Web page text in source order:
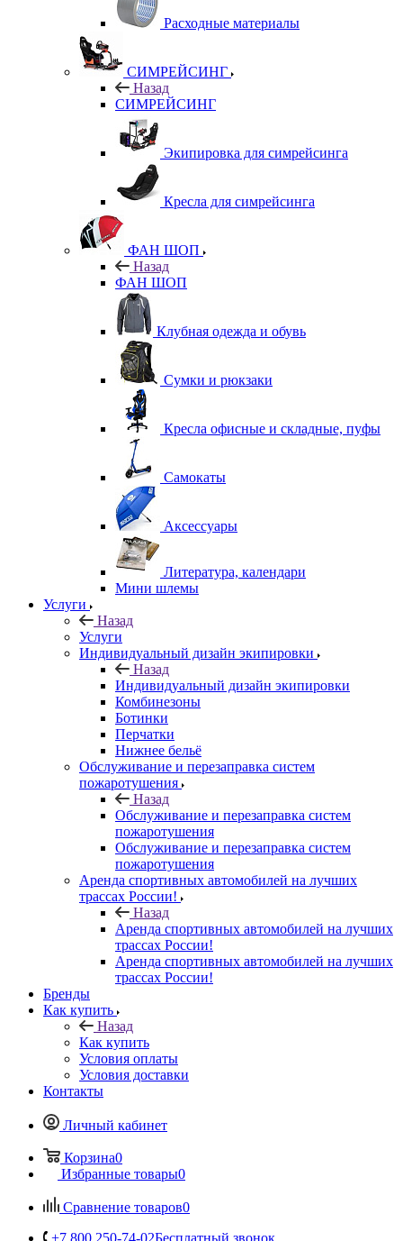
Расходные материалы
СИМРЕЙСИНГ
Назад
СИМРЕЙСИНГ
Экипировка для симрейсинга
Кресла для симрейсинга
ФАН ШОП
Назад
ФАН ШОП
Клубная одежда и обувь
Сумки и рюкзаки
Кресла офисные и складные, пуфы
Самокаты
Аксессуары
Литература, календари
Мини шлемы
Услуги
Назад
Услуги
Индивидуальный дизайн экипировки
Назад
Индивидуальный дизайн экипировки
Комбинезоны
Ботинки
Перчатки
Нижнее бельё
Обслуживание и перезаправка систем
пожаротушения
Назад
Обслуживание и перезаправка систем
пожаротушения
Обслуживание и перезаправка систем
пожаротушения
Аренда спортивных автомобилей на лучших
трассах России!
Назад
Аренда спортивных автомобилей на лучших
трассах России!
Аренда спортивных автомобилей на лучших
трассах России!
Бренды
Как купить
Назад
Как купить
Условия оплаты
Условия доставки
Контакты
Личный кабинет
Корзина0
Избранные товары0
Сравнение товаров0
+7 800 250-74-02Бесплатный звонок